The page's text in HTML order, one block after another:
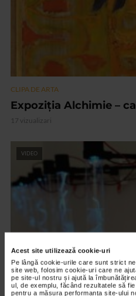
Acest site utilizează cookie-uri
Pe lângă cookie-urile care sunt strict
site web, folosim cookie-uri care ne
pe site-ul nostru și ajută la
ul, de exemplu, făcând rezultatele să
pentru a măsura performanța site-ului
CLIPA DE ARTA
Expoziția Alchimie –
17 vizualizari
VIDEO
CLIPA DE ARTA